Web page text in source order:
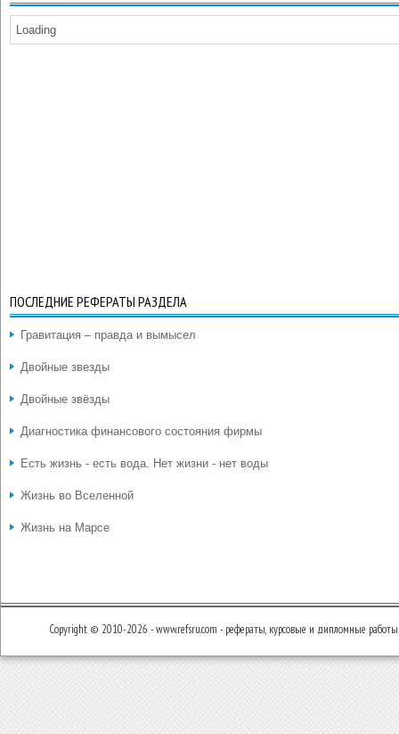
Loading
ПОСЛЕДНИЕ РЕФЕРАТЫ РАЗДЕЛА
Гравитация – правда и вымысел
Двойные звезды
Двойные звёзды
Диагностика финансового состояния фирмы
Есть жизнь - есть вода. Нет жизни - нет воды
Жизнь во Вселенной
Жизнь на Марсе
Copyright © 2010-2026 - www.refsru.com - рефераты, курсовые и дипломные работы